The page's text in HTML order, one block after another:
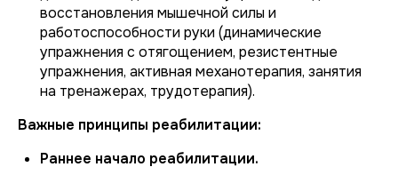
восстановления мышечной силы и
работоспособности руки (динамические
упражнения с отягощением, резистентные
упражнения, активная механотерапия, занятия
на тренажерах, трудотерапия).
Важные принципы реабилитации:
Раннее начало реабилитации.